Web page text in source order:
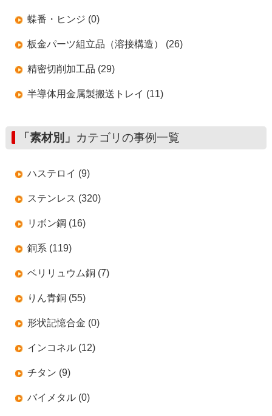
蝶番・ヒンジ (0)
板金パーツ組立品（溶接構造） (26)
精密切削加工品 (29)
半導体用金属製搬送トレイ (11)
「素材別」 カテゴリの事例一覧
ハステロイ (9)
ステンレス (320)
リボン鋼 (16)
銅系 (119)
ベリリュウム銅 (7)
りん青銅 (55)
形状記憶合金 (0)
インコネル (12)
チタン (9)
バイメタル (0)